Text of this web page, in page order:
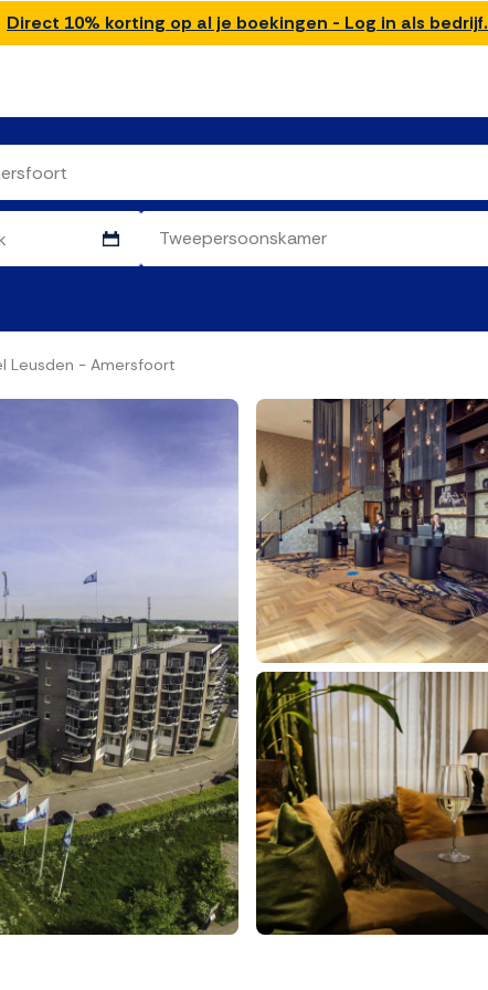
Direct 10% korting op al je boekingen - Log in als bedrijf.
Leusden - Amersfoort